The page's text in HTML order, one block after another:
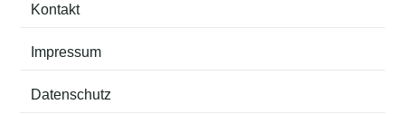
Kontakt
Impressum
Datenschutz